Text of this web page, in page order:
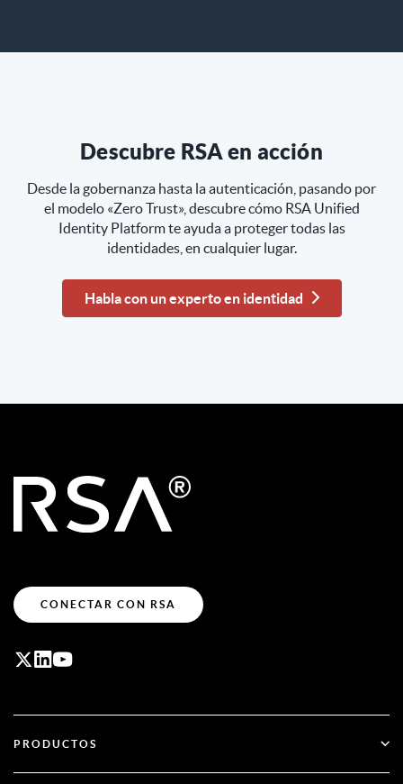
Descubre RSA en acción
Desde la gobernanza hasta la autenticación, pasando por
el modelo «Zero Trust», descubre cómo RSA Unified
Identity Platform te ayuda a proteger todas las
identidades, en cualquier lugar.
Habla con un experto en identidad
CONECTAR CON RSA
PRODUCTOS